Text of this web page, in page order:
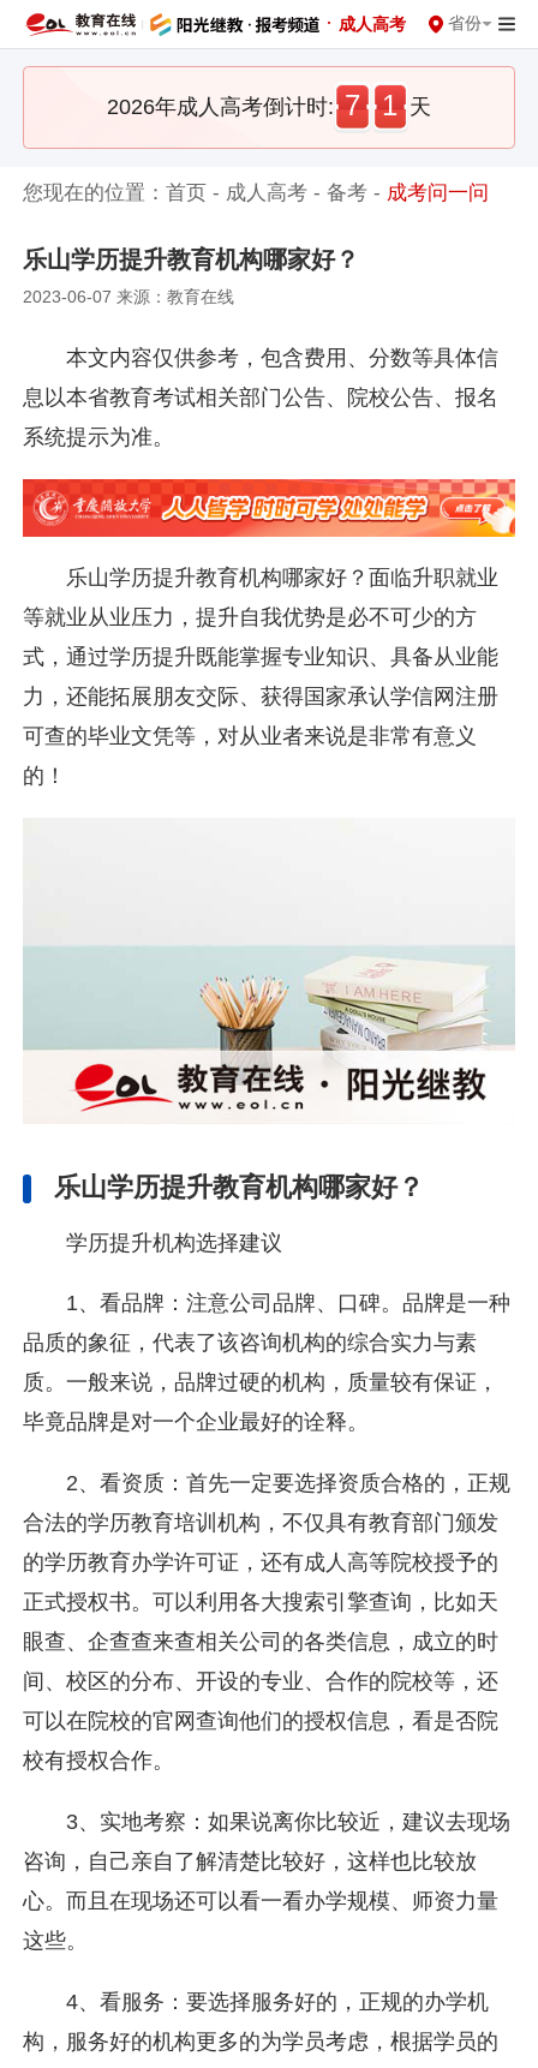
· 成人高考 省份
2026年成人高考倒计时: 7 1 天
您现在的位置：首页 - 成人高考 -备考 - 成考问一问
乐山学历提升教育机构哪家好？
2023-06-07 来源：教育在线
本文内容仅供参考，包含费用、分数等具体信
息以本省教育考试相关部门公告、院校公告、报名
系统提示为准。
乐山学历提升教育机构哪家好？面临升职就业
等就业从业压力，提升自我优势是必不可少的方
式，通过学历提升既能掌握专业知识、具备从业能
力，还能拓展朋友交际、获得国家承认学信网注册
可查的毕业文凭等，对从业者来说是非常有意义
的！
乐山学历提升教育机构哪家好？
学历提升机构选择建议
1、看品牌：注意公司品牌、口碑。品牌是一种
品质的象征，代表了该咨询机构的综合实力与素
质。一般来说，品牌过硬的机构，质量较有保证，
毕竟品牌是对一个企业最好的诠释。
2、看资质：首先一定要选择资质合格的，正规
合法的学历教育培训机构，不仅具有教育部门颁发
的学历教育办学许可证，还有成人高等院校授予的
正式授权书。可以利用各大搜索引擎查询，比如天
眼查、企查查来查相关公司的各类信息，成立的时
间、校区的分布、开设的专业、合作的院校等，还
可以在院校的官网查询他们的授权信息，看是否院
校有授权合作。
3、实地考察：如果说离你比较近，建议去现场
咨询，自己亲自了解清楚比较好，这样也比较放
心。而且在现场还可以看一看办学规模、师资力量
这些。
4、看服务：要选择服务好的，正规的办学机
构，服务好的机构更多的为学员考虑，根据学员的